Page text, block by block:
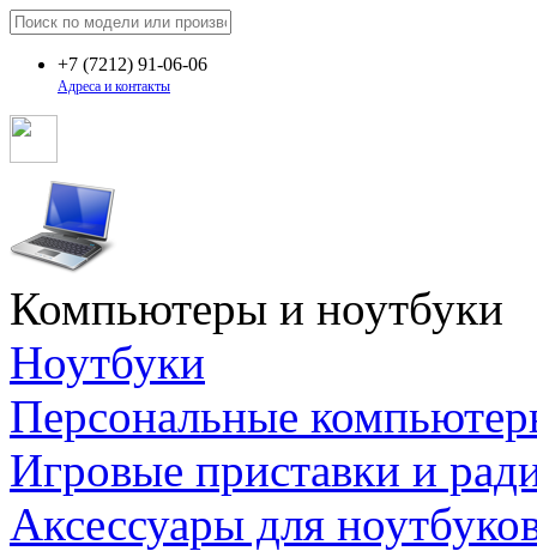
+7 (7212) 91-06-06
Адреса и контакты
Компьютеры и ноутбуки
Ноутбуки
Персональные
Игровые приставки и
Аксессуары для